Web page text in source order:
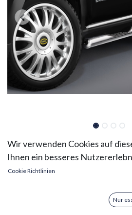
Jeep Grand
Bj. 14-18: COBRA
Verleihen Sie Ihrem Jeep Grand
Wir verwenden Cookies auf
Ihnen ein besseres
Cookie Richtlinien
Nur